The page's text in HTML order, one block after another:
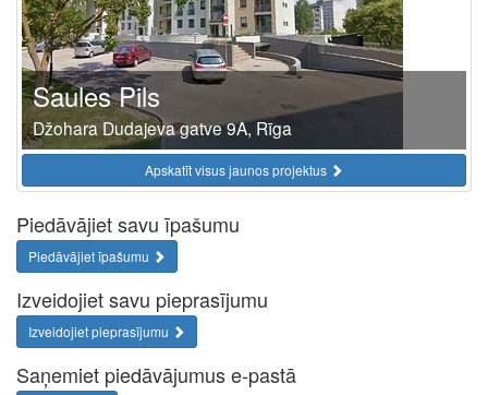
Saules Pils
Džohara Dudajeva gatve 9A, Rīga
Apskatīt visus jaunos projektus
Piedāvājiet savu īpašumu
Piedāvājiet īpašumu
Izveidojiet savu pieprasījumu
Izveidojiet pieprasījumu
Saņemiet piedāvājumus e-pastā